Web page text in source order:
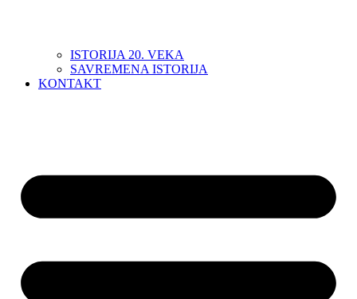
ISTORIJA 20. VEKA
SAVREMENA ISTORIJA
KONTAKT